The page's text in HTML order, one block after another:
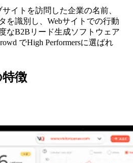
イトを訪問した企業の名前、
を識別し、Webサイトでの行動
なB2Bリード生成ソフトウェア
でHigh Performersに選ばれ
特徴